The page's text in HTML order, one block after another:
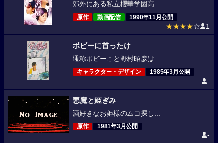
郊外にある私立櫻華学園高...
原作 動画配信 1990年11月公開
★★★★☆ 1
ボビーに首ったけ
通称ボビーこと野村昭彦は...
キャラクター・デザイン 1985年3月公開
-
悪魔と姫ぎみ
酒好きなお姫様のムコ探し...
原作 1981年3月公開
-